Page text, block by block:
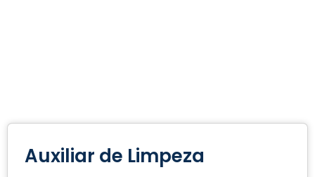
Auxiliar de Limpeza